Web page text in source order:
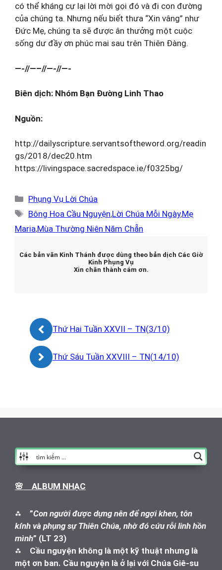
có thể kháng cự lại lời mời gọi đó và đi con đường
của chúng ta. Nhưng nếu biết thưa “Xin vâng” như
Đức Mẹ, chúng ta sẽ được ân thưởng một cuộc
sống dư đầy ơn phúc mai sau trên Thiên Đàng.
—-//—–//—-//—-
Biên dịch: Nhóm Bạn Đường Linh Thao
Nguồn:
http://dailyscripture.servantsoftheword.org/readin
gs/2018/dec20.htm
https://livingspace.sacredspace.ie/f0325bg/
Danh
mục
Phụng Vụ Lời Chúa
Thẻ
Bông Hoa Cầu Nguyện,Lời Chúa Mỗi Ngày,Mẹ
Maria,Mùa Thường Niên Năm Chẵn
Các bản văn Kinh Thánh được dùng theo bản dịch Các Giờ
Kinh Phụng Vụ
Xin chân thành cám ơn.
Thứ Hai Tuần XXVII – TN(3/10)
Thứ Sáu Tuần XXVIII – TN(14/10)
🌸 ALBUM NHẠC
⁂ ”Con người được dựng nên để ngợi khen, tôn
kính và phụng sự Thiên Chúa, nhờ đó cứu rỗi linh hồn
mình” (LT 23)
⁂ Cầu nguyện không là một kỹ thuật nhưng là
một ơn ban. Cầu nguyện là ở lại với Chúa Giê-su